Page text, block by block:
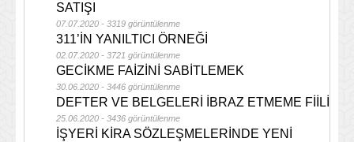
SATIŞI
07.07.2020 - 3319 görüntülenme
311’İN YANILTICI ÖRNEĞİ
02.07.2020 - 3721 görüntülenme
GECİKME FAİZİNİ SABİTLEMEK
30.06.2020 - 3446 görüntülenme
DEFTER VE BELGELERİ İBRAZ ETMEME FİİLİ
25.06.2020 - 3436 görüntülenme
İŞYERİ KİRA SÖZLEŞMELERİNDE YENİ